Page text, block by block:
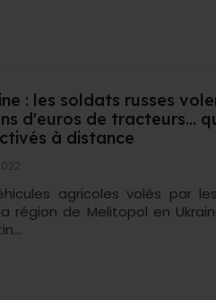
: les soldats russes
d'euros de tracteurs…
à distance
agricoles volés par
région de Melitopol en